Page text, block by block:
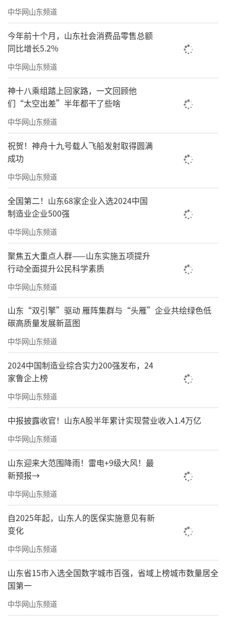
根据《办法》，一是当事人自收到证监会
案件调查法律文书后至证监会作出行政处罚决
定前，可以申请适用行政执法当事人承诺。对
于不存在《办法》规定或者证监会规定的负面
情形的当事人，证监会应当自收到当事人完整
申请材料之日起20个工作日内，作出是否受理
的决定。二是沟通协商。证监会可以在规定期
限内根据当事人涉嫌违法行为造成的损失、损
害或者不良影响等，就适用行政执法当事人承
诺相关事项与当事人进行沟通协商。三是签署
协议。证监会经与当事人沟通协商，认可其所
作承诺的，应当与当事人签署承诺认可协议，
并载明相关事项。四是中止调查。承诺认可协
议签署后，证监会向当事人出具中止调查决定
书并予以公告。五是履行协议。当事人应当严
格履行承诺认可协议。当事人因自身原因未履
行或者未完全履行承诺的，证监会应当终止适
用行政执法当事人承诺。六是终止调查。当事
人完全履行承诺认可协议后，证监会向当事人
出具终止调查决定书并予以公告。对当事人涉
嫌实施的同一个违法行为不再重新调查。
关键点六：符合条件的投资者可快速获得
赔偿
行政执法当事人承诺制度能够及时赔偿投
资者损失，且不影响其行使民事诉讼权利，充
分尊重投资者对救济渠道的选择权。《办法》
规定，投资者因当事人涉嫌违法行为遭受损失
的，可以向承诺金管理机构申请赔偿，也可以
通过依法对当事人提起民事赔偿诉讼等其他途
径获得赔偿；投资者已通过其他途径获得赔偿
的，不得就已获得赔偿的部分向承诺金管理机
构申请赔偿。与民事诉讼需要投资者依法在胜
诉后才能获得赔偿不同，适用当事人承诺案件
的投资者可以按照《办法》规定向承诺金管理
机构提出赔偿申请，经承诺金管理机构审核，
符合条件的投资者可快速获得赔偿。
中华网山东频道
今年前十个月，山东社会消费品零售总额
同比增长5.2%
中华网山东频道
神十八乘组踏上回家路，一文回顾他
们“太空出差”半年都干了些啥
中华网山东频道
祝贺！神舟十九号载人飞船发射取得圆满
成功
中华网山东频道
全国第二！山东68家企业入选2024中国
制造业企业500强
中华网山东频道
聚焦五大重点人群——山东实施五项提升
行动全面提升公民科学素质
中华网山东频道
山东“双引擎”驱动 雁阵集群与“头雁”企业共绘绿色低
碳高质量发展新蓝图
中华网山东频道
2024中国制造业综合实力200强发布，24
家鲁企上榜
中华网山东频道
中报披露收官！山东A股半年累计实现营业收入1.4万亿
中华网山东频道
山东迎来大范围降雨！雷电+9级大风！最
新预报→
中华网山东频道
自2025年起，山东人的医保实施意见有新
变化
中华网山东频道
山东省15市入选全国数字城市百强，省域上榜城市数量居全
国第一
中华网山东频道